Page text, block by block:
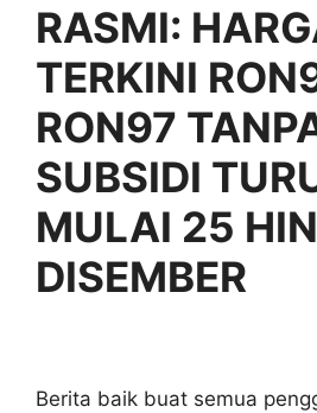
RASMI:
TERKINI
RON97
SUBSIDI
MULAI 25
DISEMBER
Berita baik buat semua